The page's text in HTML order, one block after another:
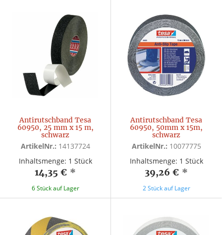
Antirutschband Tesa
60950, 25 mm x 15 m,
schwarz
ArtikelNr.: 14137724
Inhaltsmenge: 1 Stück
14,35 € *
6 Stück auf Lager
Antirutschband Tesa
60950, 50mm x 15m,
schwarz
ArtikelNr.: 10077775
Inhaltsmenge: 1 Stück
39,26 € *
2 Stück auf Lager